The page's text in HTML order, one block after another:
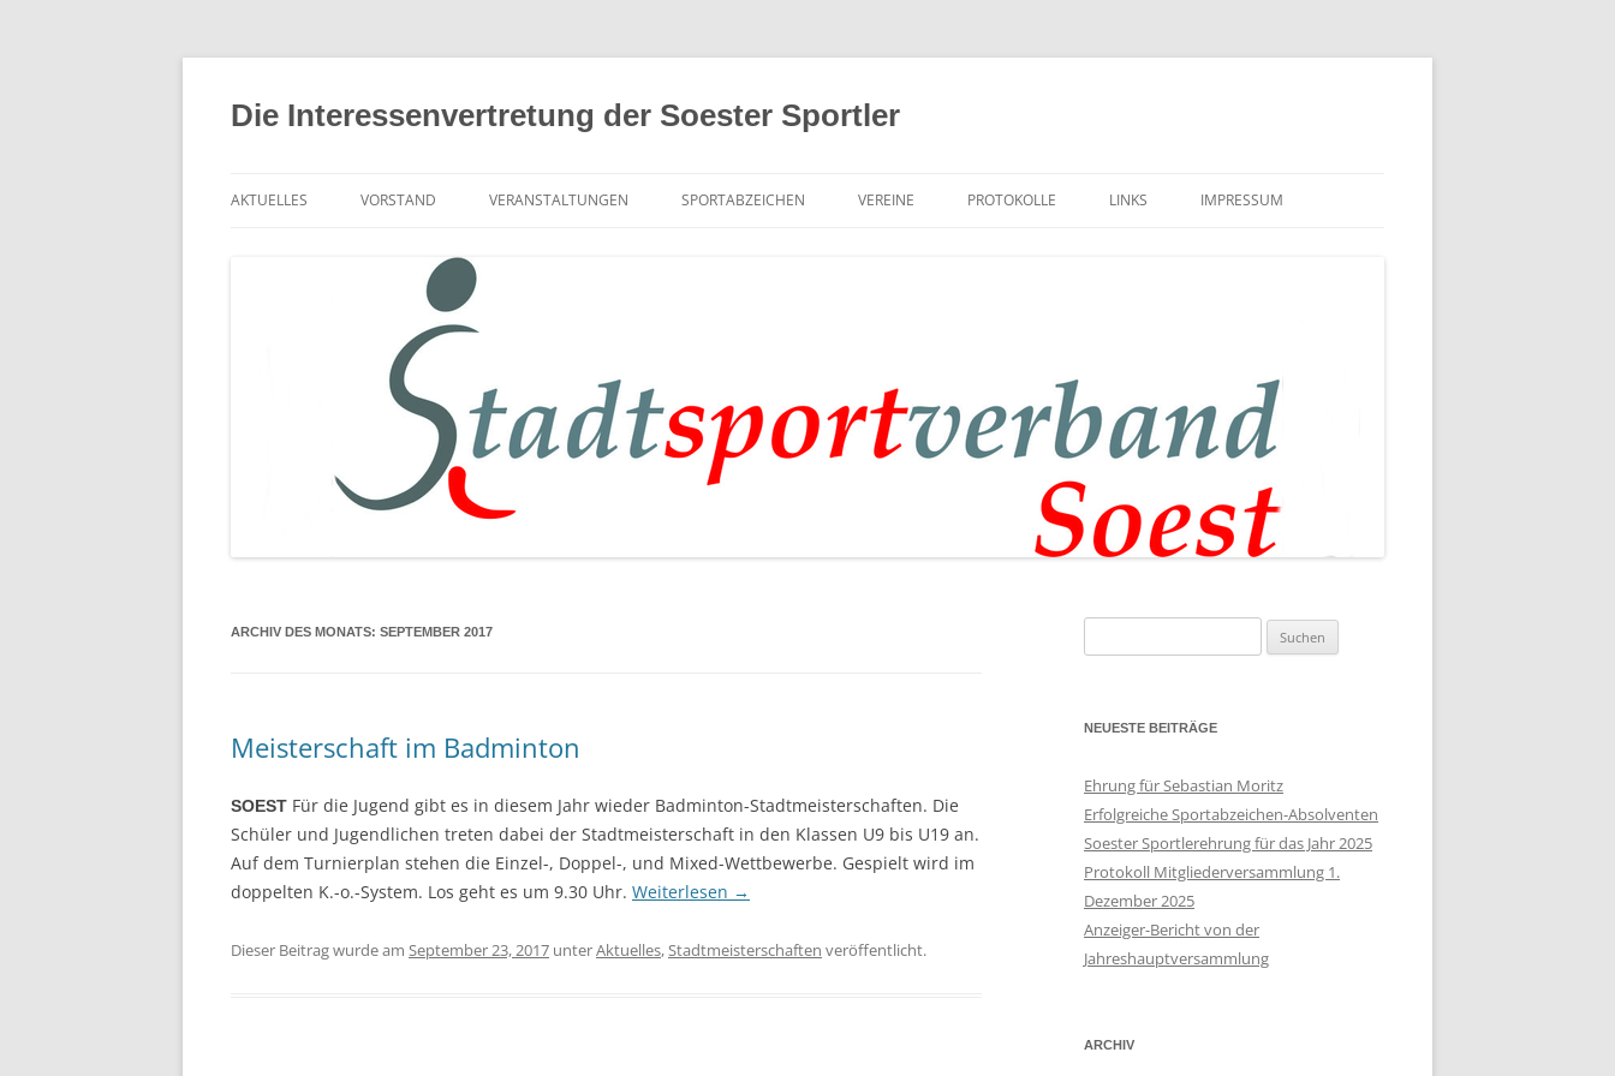
Zum
springen
Die Interessenvertretung der Soester Sportler
AKTUELLES VORSTAND VERANSTALTUNGEN SPORTABZEICHEN VEREINE PROTOKOLLE LINKS IMPRESSUM
ARCHIV DES MONATS: SEPTEMBER 2017
Meisterschaft im Badminton
SOEST Für die Jugend gibt es in diesem Jahr wieder Badminton-Stadtmeisterschaften. Die
Schüler und Jugendlichen treten dabei der Stadtmeisterschaft in den Klassen U9 bis U19 an.
Auf dem Turnierplan stehen die Einzel-, Doppel-, und Mixed-Wettbewerbe. Gespielt wird im
doppelten K.-o.-System. Los geht es um 9.30 Uhr. Weiterlesen →
Dieser Beitrag wurde am September 23, 2017 unterAktuelles,Stadtmeisterschaften veröffentlicht.
nach:
NEUESTE BEITRÄGE
Ehrung für Sebastian Moritz
Erfolgreiche Sportabzeichen-Absolventen
Soester Sportlerehrung für das Jahr 2025
Protokoll Mitgliederversammlung 1.
Dezember 2025
Anzeiger-Bericht von der
Jahreshauptversammlung
ARCHIV